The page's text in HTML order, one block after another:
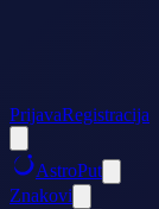
PrijavaRegistracija
AstroPut
Znakovi